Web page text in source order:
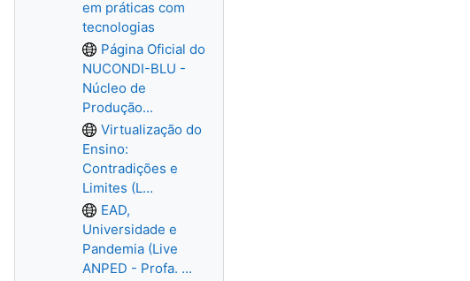
em práticas com
tecnologias
Página Oficial do
NUCONDI-BLU -
Núcleo de
Produção...
Virtualização do
Ensino:
Contradições e
Limites (L...
EAD,
Universidade e
Pandemia (Live
ANPED - Profa. ...